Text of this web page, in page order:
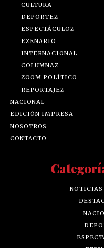
CULTURA
DEPORTEZ
ESPECTÁCULOZ
EZENARIO
INTERNACIONAL
COLUMNAZ
ZOOM POLÍTICO
REPORTAJEZ
NACIONAL
EDICIÓN IMPRESA
NOSOTROS
CONTACTO